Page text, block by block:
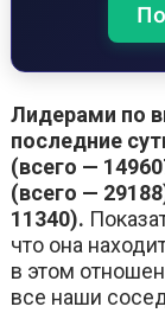
Лидерами по
последние
(всего —
(всего —
11340).
что она
в этом
все наши